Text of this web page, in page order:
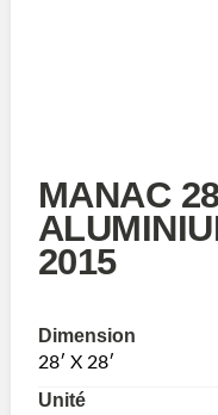
MANAC
2015
Dimension
28′ X 28′
Unité